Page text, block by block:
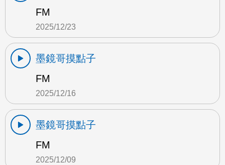
FM
2025/12/23
墨鏡哥摸點子
FM
2025/12/16
墨鏡哥摸點子
FM
2025/12/09